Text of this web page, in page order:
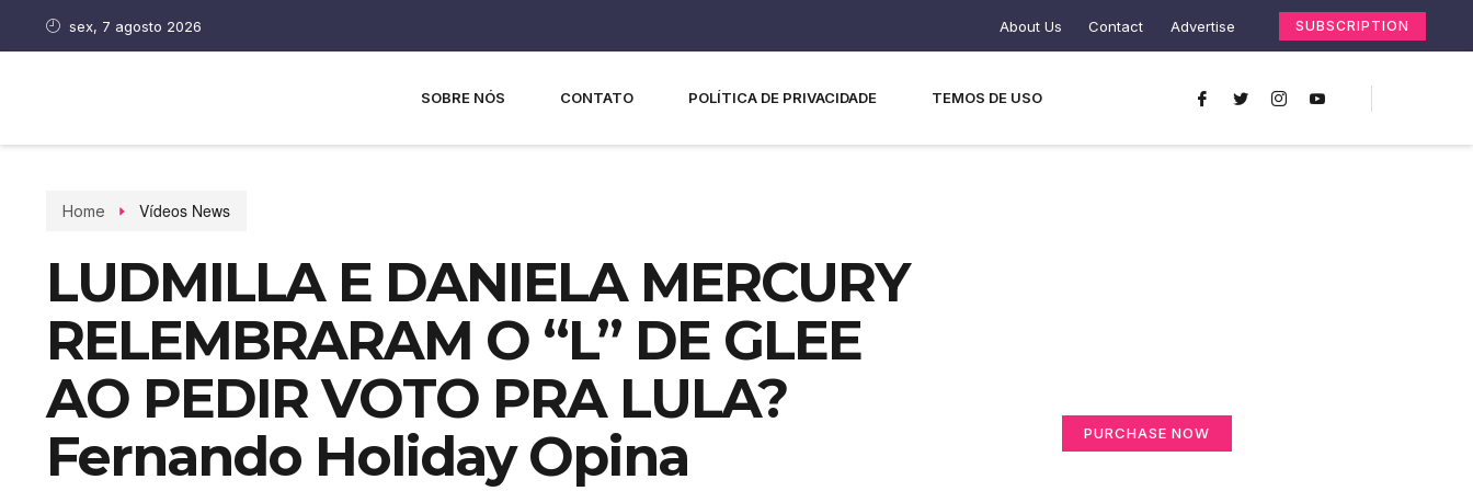
sex, 7 agosto 2026 About Us Contact Advertise SUBSCRIPTION
SOBRE NÓS CONTATO POLÍTICA DE PRIVACIDADE TEMOS DE USO
Home Vídeos News
LUDMILLA E DANIELA MERCURY
RELEMBRARAM O “L” DE GLEE
AO PEDIR VOTO PRA LULA?
Fernando Holiday Opina
PURCHASE NOW